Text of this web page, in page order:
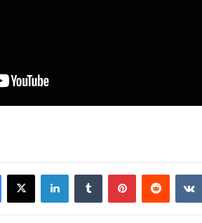
Facebook
X LinkedInTumblr PinterestReddit